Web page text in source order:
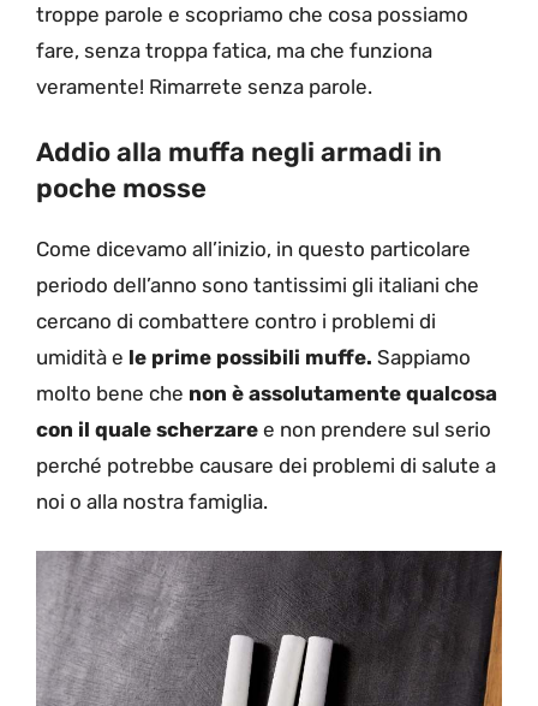
troppe parole e scopriamo che cosa possiamo
fare, senza troppa fatica, ma che funziona
veramente! Rimarrete senza parole.
Addio alla muffa negli armadi in
poche mosse
Come dicevamo all’inizio, in questo particolare
periodo dell’anno sono tantissimi gli italiani che
cercano di combattere contro i problemi di
umidità e le prime possibili muffe. Sappiamo
molto bene che non è assolutamente qualcosa
con il quale scherzare e non prendere sul serio
perché potrebbe causare dei problemi di salute a
noi o alla nostra famiglia.